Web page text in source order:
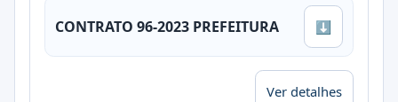
CONTRATO 96-2023 PREFEITURA ⬇
Ver detalhes